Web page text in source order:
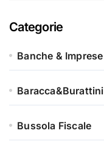
Categorie
Banche & Imprese
Baracca&Burattini
Bussola Fiscale